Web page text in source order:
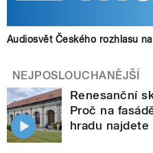
Audiosvět Českého rozhlasu
NEJPOSLOUCHANĚJŠÍ
Renesanční
Proč na
hradu najdete